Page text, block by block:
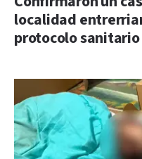
localidad
protocolo sanitario